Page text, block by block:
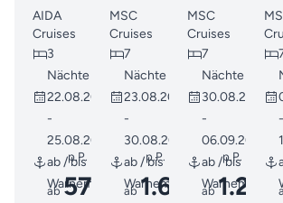
Dänemark
ab
Warnemünde
AIDA
Cruises
3
Nächte
22.08.2026
-
25.08.2026
ab / bis
Warnemünde
p.P.
ab570
MSC
Cruises
7
Nächte
23.08.2026
-
30.08.2026
ab / bis
Warnemünde
p.P.
ab1.669 €
Kultur
und
Küstenzauber
MSC
Cruises
7
Nächte
30.08.2026
-
06.09.2026
ab / bis
Warnemünde
p.P.
ab1.271 €
ab
-